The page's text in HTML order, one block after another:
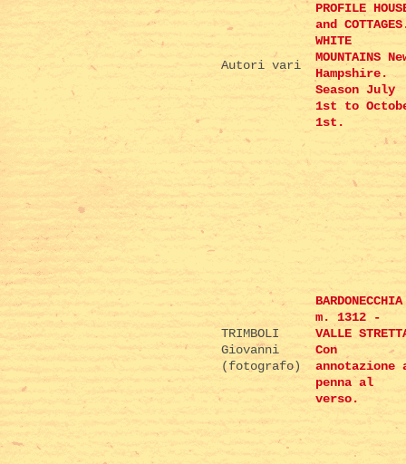
Autori vari
PROFILE
and
WHITE
MOUNTAINS
Hampshire.
Season July
1st to
1st.
TRIMBOLI
Giovanni
(fotografo)
BARDONECCHIA
m. 1312 -
VALLE
Con
annotazione
penna al
verso.